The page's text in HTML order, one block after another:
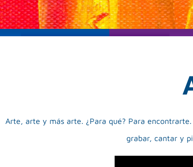
Arte, arte y más arte. ¿Para qué? Para
grabar, cantar y